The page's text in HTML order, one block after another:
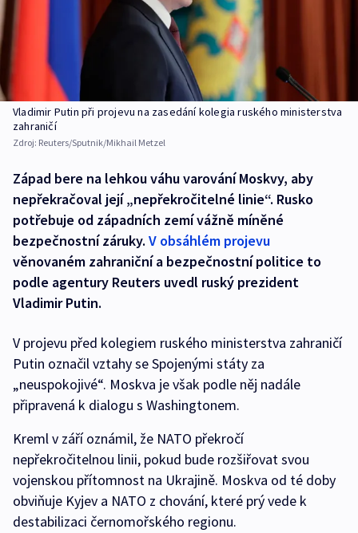
Vladimir Putin při projevu na zasedání kolegia ruského ministerstva
zahraničí
Zdroj: Reuters/Sputnik/Mikhail Metzel
Západ bere na lehkou váhu varování Moskvy, aby
nepřekračoval její „nepřekročitelné linie“. Rusko
potřebuje od západních zemí vážně míněné
bezpečnostní záruky. V obsáhlém projevu
věnovaném zahraniční a bezpečnostní politice to
podle agentury Reuters uvedl ruský prezident
Vladimir Putin.
V projevu před kolegiem ruského ministerstva zahraničí
Putin označil vztahy se Spojenými státy za
„neuspokojivé“. Moskva je však podle něj nadále
připravená k dialogu s Washingtonem.
Kreml v září oznámil, že NATO překročí
nepřekročitelnou linii, pokud bude rozšiřovat svou
vojenskou přítomnost na Ukrajině. Moskva od té doby
obviňuje Kyjev a NATO z chování, které prý vede k
destabilizaci černomořského regionu.